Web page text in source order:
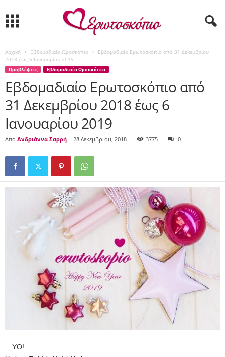
Αρχική Εβδομαδιαίο Ωροσκόπιο
Εβδομαδιαίο Ερωτοσκόπιο από 31 Δεκεμβρίου
2018 έως 6 Ιανουαρίου 2019
Προβλέψεις Εβδομαδιαίο Ωροσκόπιο
Εβδομαδιαίο Ερωτοσκόπιο από
31 Δεκεμβρίου 2018 έως 6
Ιανουαρίου 2019
Από Ανδριάννα Σαρρή - 28 Δεκεμβρίου, 2018 3775 0
…YO!